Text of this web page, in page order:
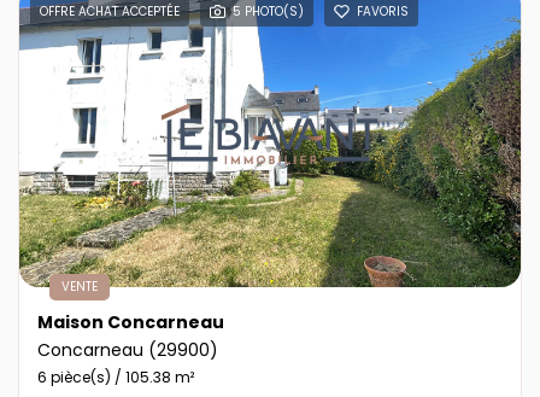
OFFRE ACHAT ACCEPTÉE 5 PHOTO(S) FAVORIS
VENTE
Maison Concarneau
Concarneau (29900)
6 pièce(s) / 105.38 m²